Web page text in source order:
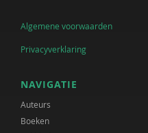
Algemene voorwaarden
Privacyverklaring
NAVIGATIE
Auteurs
Boeken